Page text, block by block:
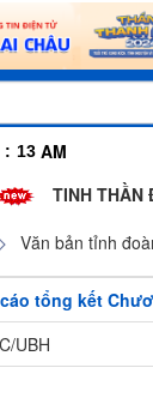
: 14 AM
THẦN ĐẠI
Văn bản tỉnh
tổng kết
UBH